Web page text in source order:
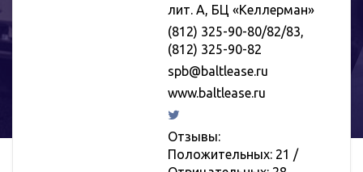
лит. А, БЦ «Келлерман»
(812) 325-90-80/82/83,
(812) 325-90-82
spb@baltlease.ru
www.baltlease.ru
Отзывы:
Положительных: 21 /